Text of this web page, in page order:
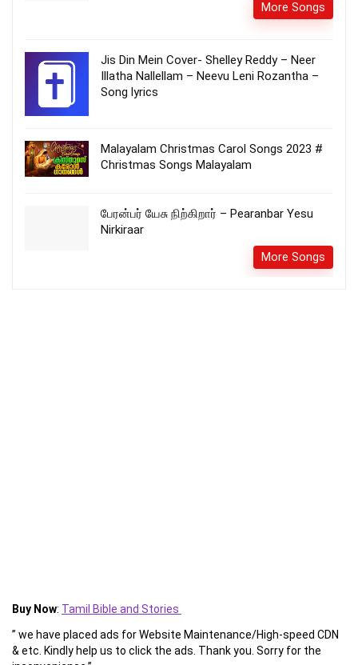
More Songs
Jis Din Mein Cover- Shelley Reddy – Neer
Illatha Nallellam – Neevu Leni Rozantha –
Song lyrics
Malayalam Christmas Carol Songs 2023 #
Christmas Songs Malayalam
பேரன்பர் யேசு நிற்கிறார் – Pearanbar Yesu
Nirkiraar
More Songs
Buy Now: Tamil Bible and Stories
” we have placed ads for Website Maintenance/High-speed CDN
& etc. Kindly help us to click the ads. Thank you. Sorry for the